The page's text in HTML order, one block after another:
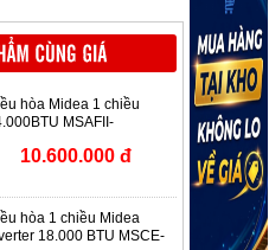
hòa Midea 1 chiều
MSAFII-
10.600.000 đ
hòa 1 chiều Midea
18.000 BTU MSCE-